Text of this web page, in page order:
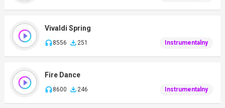
Vivaldi Spring
8556 251 Instrumentalny
Fire Dance
8600 246 Instrumentalny